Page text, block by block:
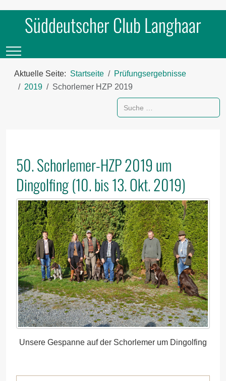
Süddeutscher Club Langhaar
Mobile Menu Toggle
Aktuelle Seite: Startseite
Prüfungsergebnisse
2019
Schorlemer HZP 2019
Suchen
50. Schorlemer-HZP 2019 um
Dingolfing (10. bis 13. Okt. 2019)
Unsere Gespanne auf der Schorlemer um Dingolfing